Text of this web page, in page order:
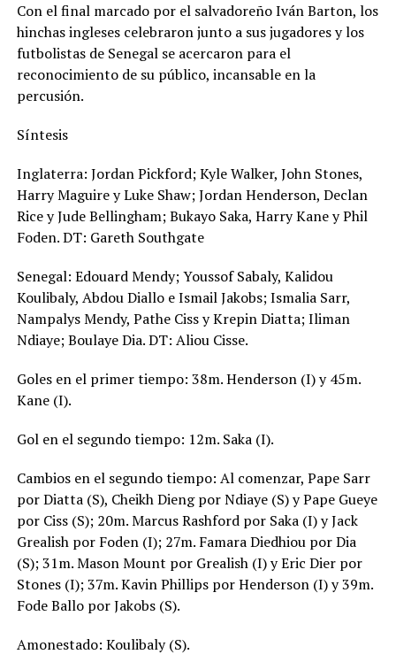
Con el final marcado por el salvadoreño Iván Barton, los
hinchas ingleses celebraron junto a sus jugadores y los
futbolistas de Senegal se acercaron para el
reconocimiento de su público, incansable en la
percusión.
Síntesis
Inglaterra: Jordan Pickford; Kyle Walker, John Stones,
Harry Maguire y Luke Shaw; Jordan Henderson, Declan
Rice y Jude Bellingham; Bukayo Saka, Harry Kane y Phil
Foden. DT: Gareth Southgate
Senegal: Edouard Mendy; Youssof Sabaly, Kalidou
Koulibaly, Abdou Diallo e Ismail Jakobs; Ismalia Sarr,
Nampalys Mendy, Pathe Ciss y Krepin Diatta; Iliman
Ndiaye; Boulaye Dia. DT: Aliou Cisse.
Goles en el primer tiempo: 38m. Henderson (I) y 45m.
Kane (I).
Gol en el segundo tiempo: 12m. Saka (I).
Cambios en el segundo tiempo: Al comenzar, Pape Sarr
por Diatta (S), Cheikh Dieng por Ndiaye (S) y Pape Gueye
por Ciss (S); 20m. Marcus Rashford por Saka (I) y Jack
Grealish por Foden (I); 27m. Famara Diedhiou por Dia
(S); 31m. Mason Mount por Grealish (I) y Eric Dier por
Stones (I); 37m. Kavin Phillips por Henderson (I) y 39m.
Fode Ballo por Jakobs (S).
Amonestado: Koulibaly (S).